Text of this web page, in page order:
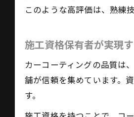
このような高評価は、熟練
施工資格保有者が実現
カーコーティングの品質は
舗が信頼を集めています。
す。